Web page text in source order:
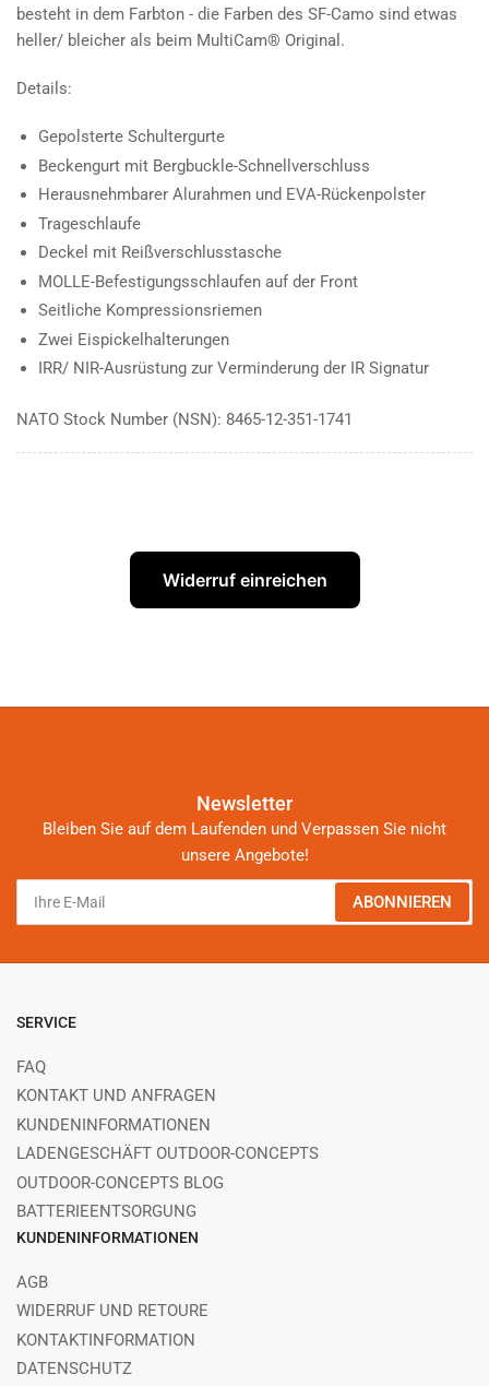
besteht in dem Farbton - die Farben des SF-Camo sind etwas
heller/ bleicher als beim MultiCam® Original.
Details:
Gepolsterte Schultergurte
Beckengurt mit Bergbuckle-Schnellverschluss
Herausnehmbarer Alurahmen und EVA-Rückenpolster
Trageschlaufe
Deckel mit Reißverschlusstasche
MOLLE-Befestigungsschlaufen auf der Front
Seitliche Kompressionsriemen
Zwei Eispickelhalterungen
IRR/ NIR-Ausrüstung zur Verminderung der IR Signatur
NATO Stock Number (NSN): 8465-12-351-1741
Widerruf einreichen
Newsletter
Bleiben Sie auf dem Laufenden und Verpassen Sie nicht
unsere Angebote!
Ihre
Mail
ABONNIEREN
SERVICE
FAQ
KONTAKT UND ANFRAGEN
KUNDENINFORMATIONEN
LADENGESCHÄFT OUTDOOR-CONCEPTS
OUTDOOR-CONCEPTS BLOG
BATTERIEENTSORGUNG
KUNDENINFORMATIONEN
AGB
WIDERRUF UND RETOURE
KONTAKTINFORMATION
DATENSCHUTZ